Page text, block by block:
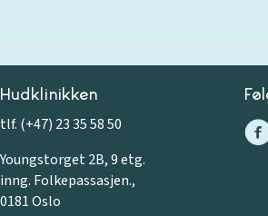
Hudklinikken
tlf. (+47) 23 35 58 50
Youngstorget 2B, 9 etg.
inng. Folkepassasjen.,
0181 Oslo